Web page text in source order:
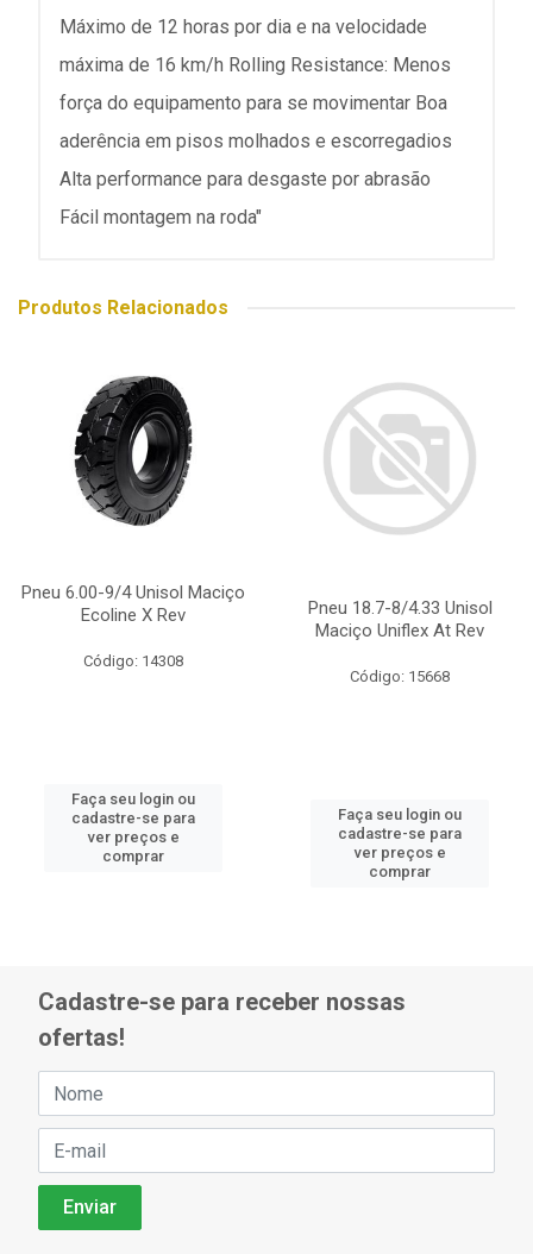
Máximo de 12 horas por dia e na velocidade
máxima de 16 km/h Rolling Resistance: Menos
força do equipamento para se movimentar Boa
aderência em pisos molhados e escorregadios
Alta performance para desgaste por abrasão
Fácil montagem na roda"
Produtos Relacionados
Pneu 6.00-9/4 Unisol Maciço
Ecoline X Rev
Código: 14308
Faça seu login ou
cadastre-se para
ver preços e
comprar
Pneu 18.7-8/4.33 Unisol
Maciço Uniflex At Rev
Código: 15668
Faça seu login ou
cadastre-se para
ver preços e
comprar
Cadastre-se para receber nossas
ofertas!